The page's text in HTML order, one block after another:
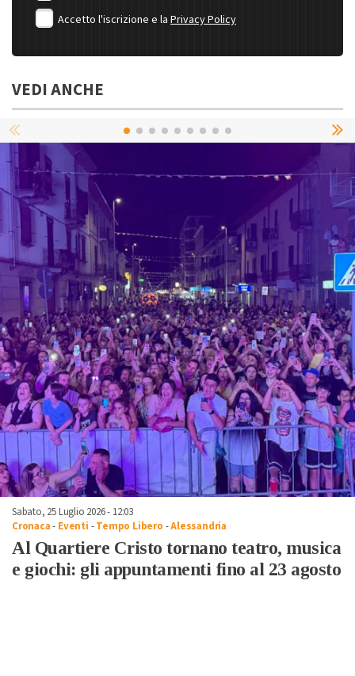
Accetto l'iscrizione e la Privacy Policy
VEDI ANCHE
Sabato, 25 Luglio 2026 - 12:03
Cronaca- Eventi -Tempo Libero -Alessandria
Al Quartiere Cristo tornano teatro, musica
e giochi: gli appuntamenti fino al 23 agosto